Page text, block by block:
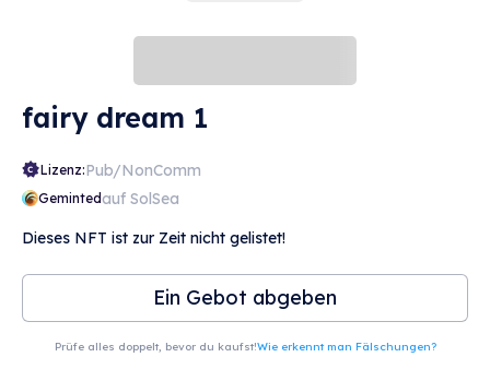
fairy dream 1
Lizenz:Pub/NonComm
Gemintedauf SolSea
Dieses NFT ist zur Zeit nicht gelistet!
Ein Gebot abgeben
Prüfe alles doppelt, bevor du kaufst!Wie erkennt man Fälschungen?